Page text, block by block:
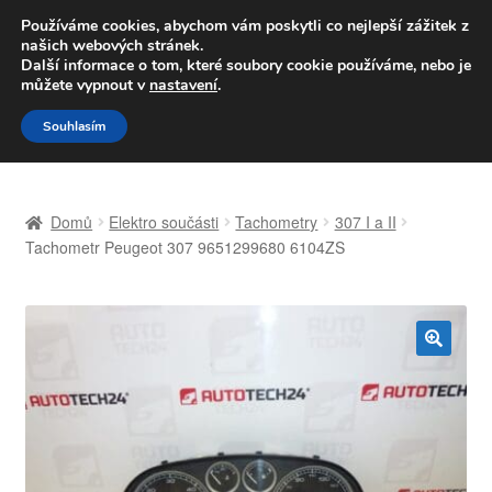
DOPRAVA od 139,-Kč
Volejte po-pá 9-16 704 494 494
Přeskočit
na
navigaci
Přejít
k
obsahu
Celosvětová doprava
Košík
Domů Elektro součásti Tachometry
307 I a II
Tachometr Peugeot 307 9651299680 6104ZS
Používáme cookies, abychom vám poskytli co nejlepší zážitek z
našich webových stránek.
Další informace o tom, které soubory cookie používáme, nebo je
můžete vypnout v nastavení.
Souhlasím